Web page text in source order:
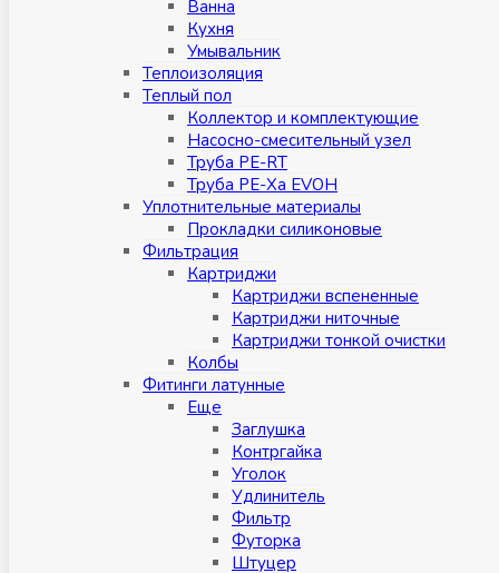
Ванна
Кухня
Умывальник
Теплоизоляция
Теплый пол
Коллектор и комплектующие
Насосно-смесительный узел
Труба PE-RT
Труба PE-Xa EVOH
Уплотнительные материалы
Прокладки силиконовые
Фильтрация
Картриджи
Картриджи вспененные
Картриджи ниточные
Картриджи тонкой очистки
Колбы
Фитинги латунные
Eщe
Заглушка
Контргайка
Уголок
Удлинитель
Фильтр
Футорка
Штуцер